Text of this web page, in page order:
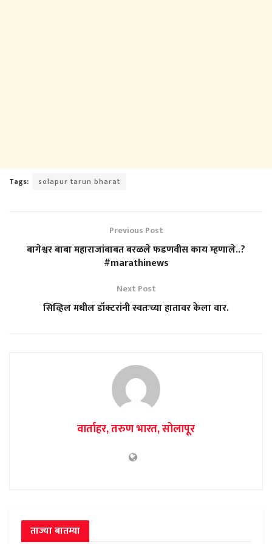
Tags: solapur tarun bharat
Previous Post
बागेश्वर बाबा महाराजांबाबत बरळले फडणवीस काय म्हणाले..?
#marathinews
Next Post
सिव्हिल मधील डॉक्टरांनी स्वतःच्या हातावर केला वार.
वार्ताहर, तरुण भारत, सोलापूर
ताज्या बातम्या